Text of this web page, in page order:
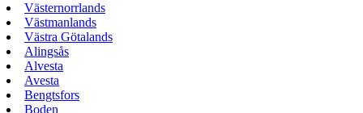
Västernorrlands
Västmanlands
Västra Götalands
Alingsås
Alvesta
Avesta
Bengtsfors
Boden